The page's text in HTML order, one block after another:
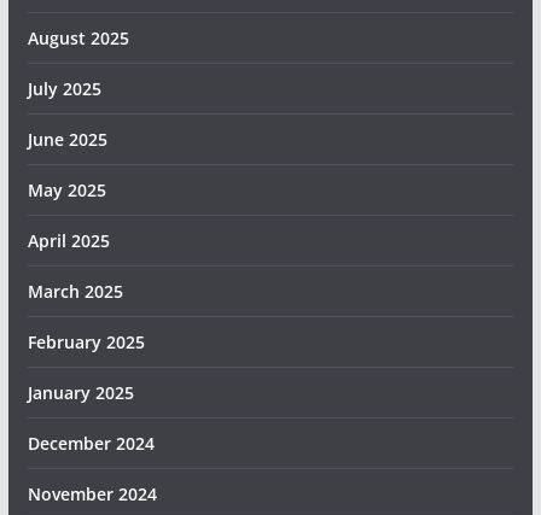
August 2025
July 2025
June 2025
May 2025
April 2025
March 2025
February 2025
January 2025
December 2024
November 2024